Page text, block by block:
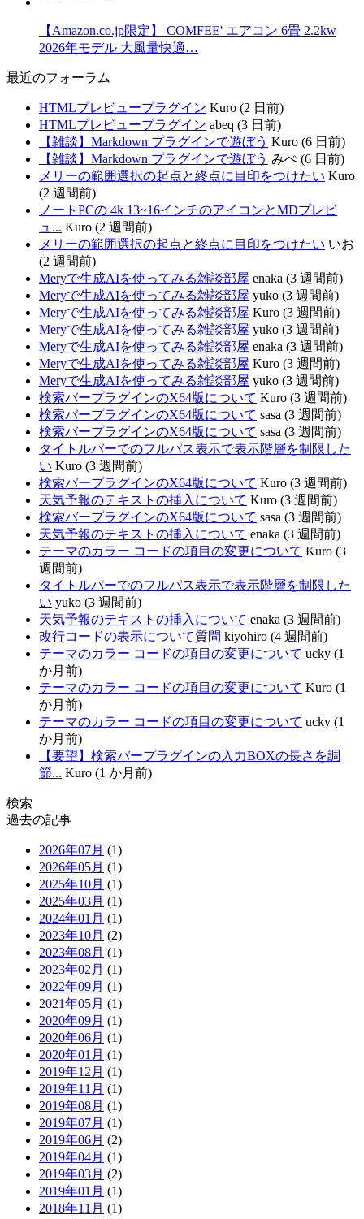
【Amazon.co.jp限定】 COMFEE' エアコン 6畳 2.2kw
2026年モデル 大風量快適…
最近のフォーラム
HTMLプレビュープラグイン Kuro (2 日前)
HTMLプレビュープラグイン abeq (3 日前)
【雑談】Markdown プラグインで遊ぼう Kuro (6 日前)
【雑談】Markdown プラグインで遊ぼう みぺ (6 日前)
メリーの範囲選択の起点と終点に目印をつけたい Kuro
(2 週間前)
ノートPCの 4k 13~16インチのアイコンとMDプレビ
ュ... Kuro (2 週間前)
メリーの範囲選択の起点と終点に目印をつけたい いお
(2 週間前)
Meryで生成AIを使ってみる雑談部屋 enaka (3 週間前)
Meryで生成AIを使ってみる雑談部屋 yuko (3 週間前)
Meryで生成AIを使ってみる雑談部屋 Kuro (3 週間前)
Meryで生成AIを使ってみる雑談部屋 yuko (3 週間前)
Meryで生成AIを使ってみる雑談部屋 enaka (3 週間前)
Meryで生成AIを使ってみる雑談部屋 Kuro (3 週間前)
Meryで生成AIを使ってみる雑談部屋 yuko (3 週間前)
検索バープラグインのX64版について Kuro (3 週間前)
検索バープラグインのX64版について sasa (3 週間前)
検索バープラグインのX64版について sasa (3 週間前)
タイトルバーでのフルパス表示で表示階層を制限した
い Kuro (3 週間前)
検索バープラグインのX64版について Kuro (3 週間前)
天気予報のテキストの挿入について Kuro (3 週間前)
検索バープラグインのX64版について sasa (3 週間前)
天気予報のテキストの挿入について enaka (3 週間前)
テーマのカラー コードの項目の変更について Kuro (3
週間前)
タイトルバーでのフルパス表示で表示階層を制限した
い yuko (3 週間前)
天気予報のテキストの挿入について enaka (3 週間前)
改行コードの表示について質問 kiyohiro (4 週間前)
テーマのカラー コードの項目の変更について ucky (1
か月前)
テーマのカラー コードの項目の変更について Kuro (1
か月前)
テーマのカラー コードの項目の変更について ucky (1
か月前)
【要望】検索バープラグインの入力BOXの長さを調
節... Kuro (1 か月前)
検索
過去の記事
2026年07月 (1)
2026年05月 (1)
2025年10月 (1)
2025年03月 (1)
2024年01月 (1)
2023年10月 (2)
2023年08月 (1)
2023年02月 (1)
2022年09月 (1)
2021年05月 (1)
2020年09月 (1)
2020年06月 (1)
2020年01月 (1)
2019年12月 (1)
2019年11月 (1)
2019年08月 (1)
2019年07月 (1)
2019年06月 (2)
2019年04月 (1)
2019年03月 (2)
2019年01月 (1)
2018年11月 (1)